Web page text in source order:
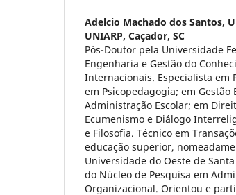
Adelcio Machado dos Santos,
UNIARP, Caçador, SC
Pós-Doutor pela Universidade
Engenharia e Gestão do
Internacionais. Especialista em
em Psicopedagogia; em
Administração Escolar; em
Ecumenismo e Diálogo
e Filosofia. Técnico em
educação superior,
Universidade do Oeste de
do Núcleo de Pesquisa em
Organizacional. Orientou e